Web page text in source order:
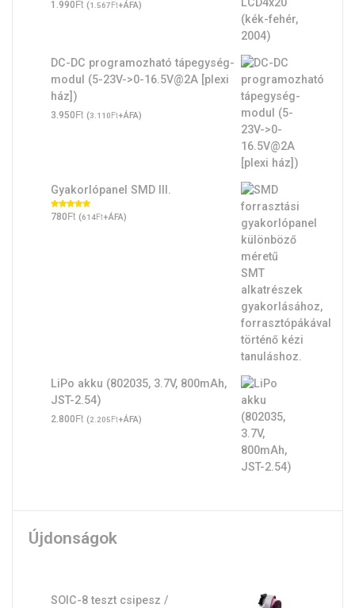
1.990Ft (1.567Ft+ÁFA)
DC-DC programozható tápegység-
modul (5-23V->0-16.5V@2A [plexi
ház])
3.950Ft (3.110Ft+ÁFA)
Gyakorlópanel SMD III.
Értékelés:
5.00/ 5
780Ft (614Ft+ÁFA)
LiPo akku (802035, 3.7V, 800mAh,
JST-2.54)
2.800Ft (2.205Ft+ÁFA)
Újdonságok
SOIC-8 teszt csipesz /